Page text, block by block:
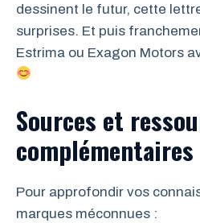
dessinent le futur, cette
surprises. Et puis
Estrima ou Exagon Motors
Sources et
complémentaires
Pour approfondir vos
marques méconnues :